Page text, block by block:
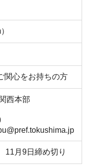
関心をお持ちの方
西本部
月9日締め切り